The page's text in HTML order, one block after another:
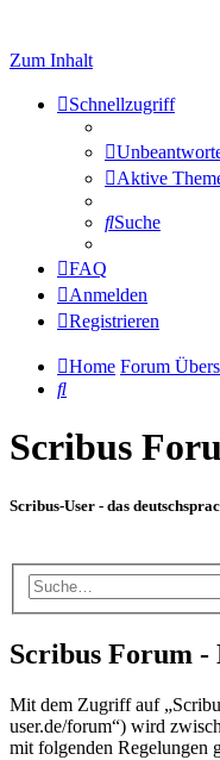
Zum Inhalt
Schnellzugriff
Aktive
Suche
FAQ
Anmelden
Registrieren
Home Forum
Suche
Scribus
Scribus-User - das
Scribus Forum -
Mit dem Zugriff auf
user.de/forum“) wird
mit folgenden Regelungen